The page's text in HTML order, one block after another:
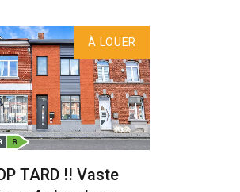
À LOUER
TARD !! Vaste